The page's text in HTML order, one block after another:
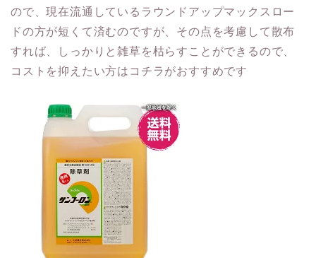
ので、現在流通しているラウンドアップマックスロー
ドの方が短くて済むのですが、その点を考慮して散布
すれば、しっかりと雑草を枯らすことができるので、
コストを抑えたい方はコチラがおすすめです